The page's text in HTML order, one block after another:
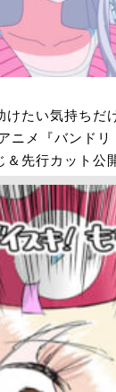
けたい気持ちだ
メ『バンドリ
＆先行カット公